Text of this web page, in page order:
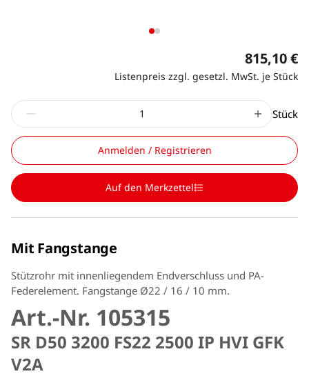
815,10 €
Listenpreis zzgl. gesetzl. MwSt. je Stück
Stück
Anmelden / Registrieren
Auf den Merkzettel
Mit Fangstange
Stützrohr mit innenliegendem Endverschluss und PA-
Federelement. Fangstange Ø22 / 16 / 10 mm.
Art.-Nr. 105315
SR D50 3200 FS22 2500 IP HVI GFK
V2A